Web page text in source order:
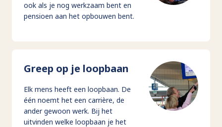
ook als je nog werkzaam bent en
pensioen aan het opbouwen bent.
Greep op je loopbaan
Elk mens heeft een loopbaan. De
één noemt het een carrière, de
ander gewoon werk. Bij het
uitvinden welke loopbaan je het